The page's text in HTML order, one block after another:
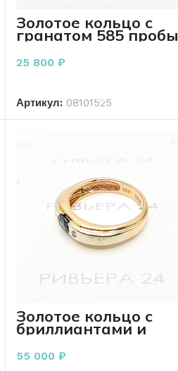
Золотое кольцо с
гранатом 585 пробы
3.44 грамм
25 800 ₽
Артикул: 08101525
Золотое кольцо с
бриллиантами и
сапфиром 585 пробы
4.60 грамм
55 000 ₽